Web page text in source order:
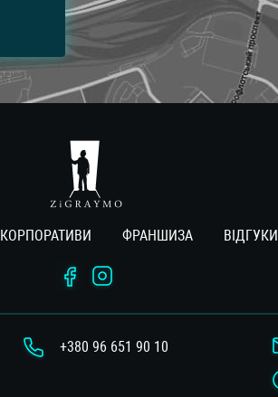
КОРПОРАТИВИ ФРАНШИЗА ВIДГУКИ
+380 96 651 90 10